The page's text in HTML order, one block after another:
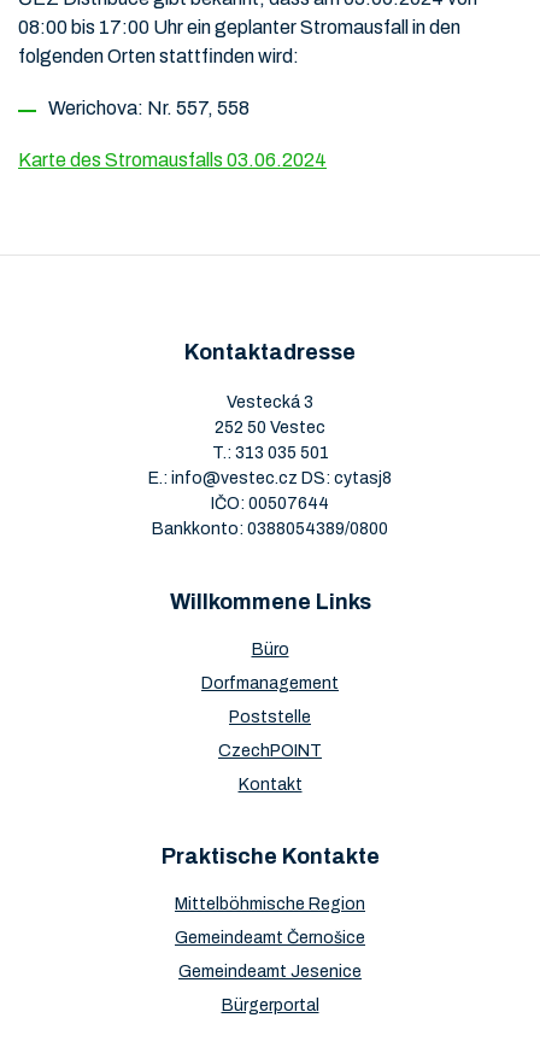
08:00 bis 17:00 Uhr ein geplanter Stromausfall in den
folgenden Orten stattfinden wird:
Werichova: Nr. 557, 558
Karte des Stromausfalls 03.06.2024
Kontaktadresse
Vestecká 3
252 50 Vestec
T.: 313 035 501
E.: info@vestec.cz DS: cytasj8
IČO: 00507644
Bankkonto: 0388054389/0800
Willkommene Links
Büro
Dorfmanagement
Poststelle
CzechPOINT
Kontakt
Praktische Kontakte
Mittelböhmische Region
Gemeindeamt Černošice
Gemeindeamt Jesenice
Bürgerportal